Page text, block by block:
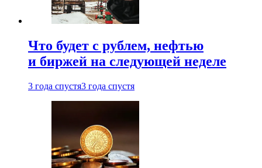
Что будет с рублем, нефтью
и биржей на следующей неделе
3 года спустя3 года спустя